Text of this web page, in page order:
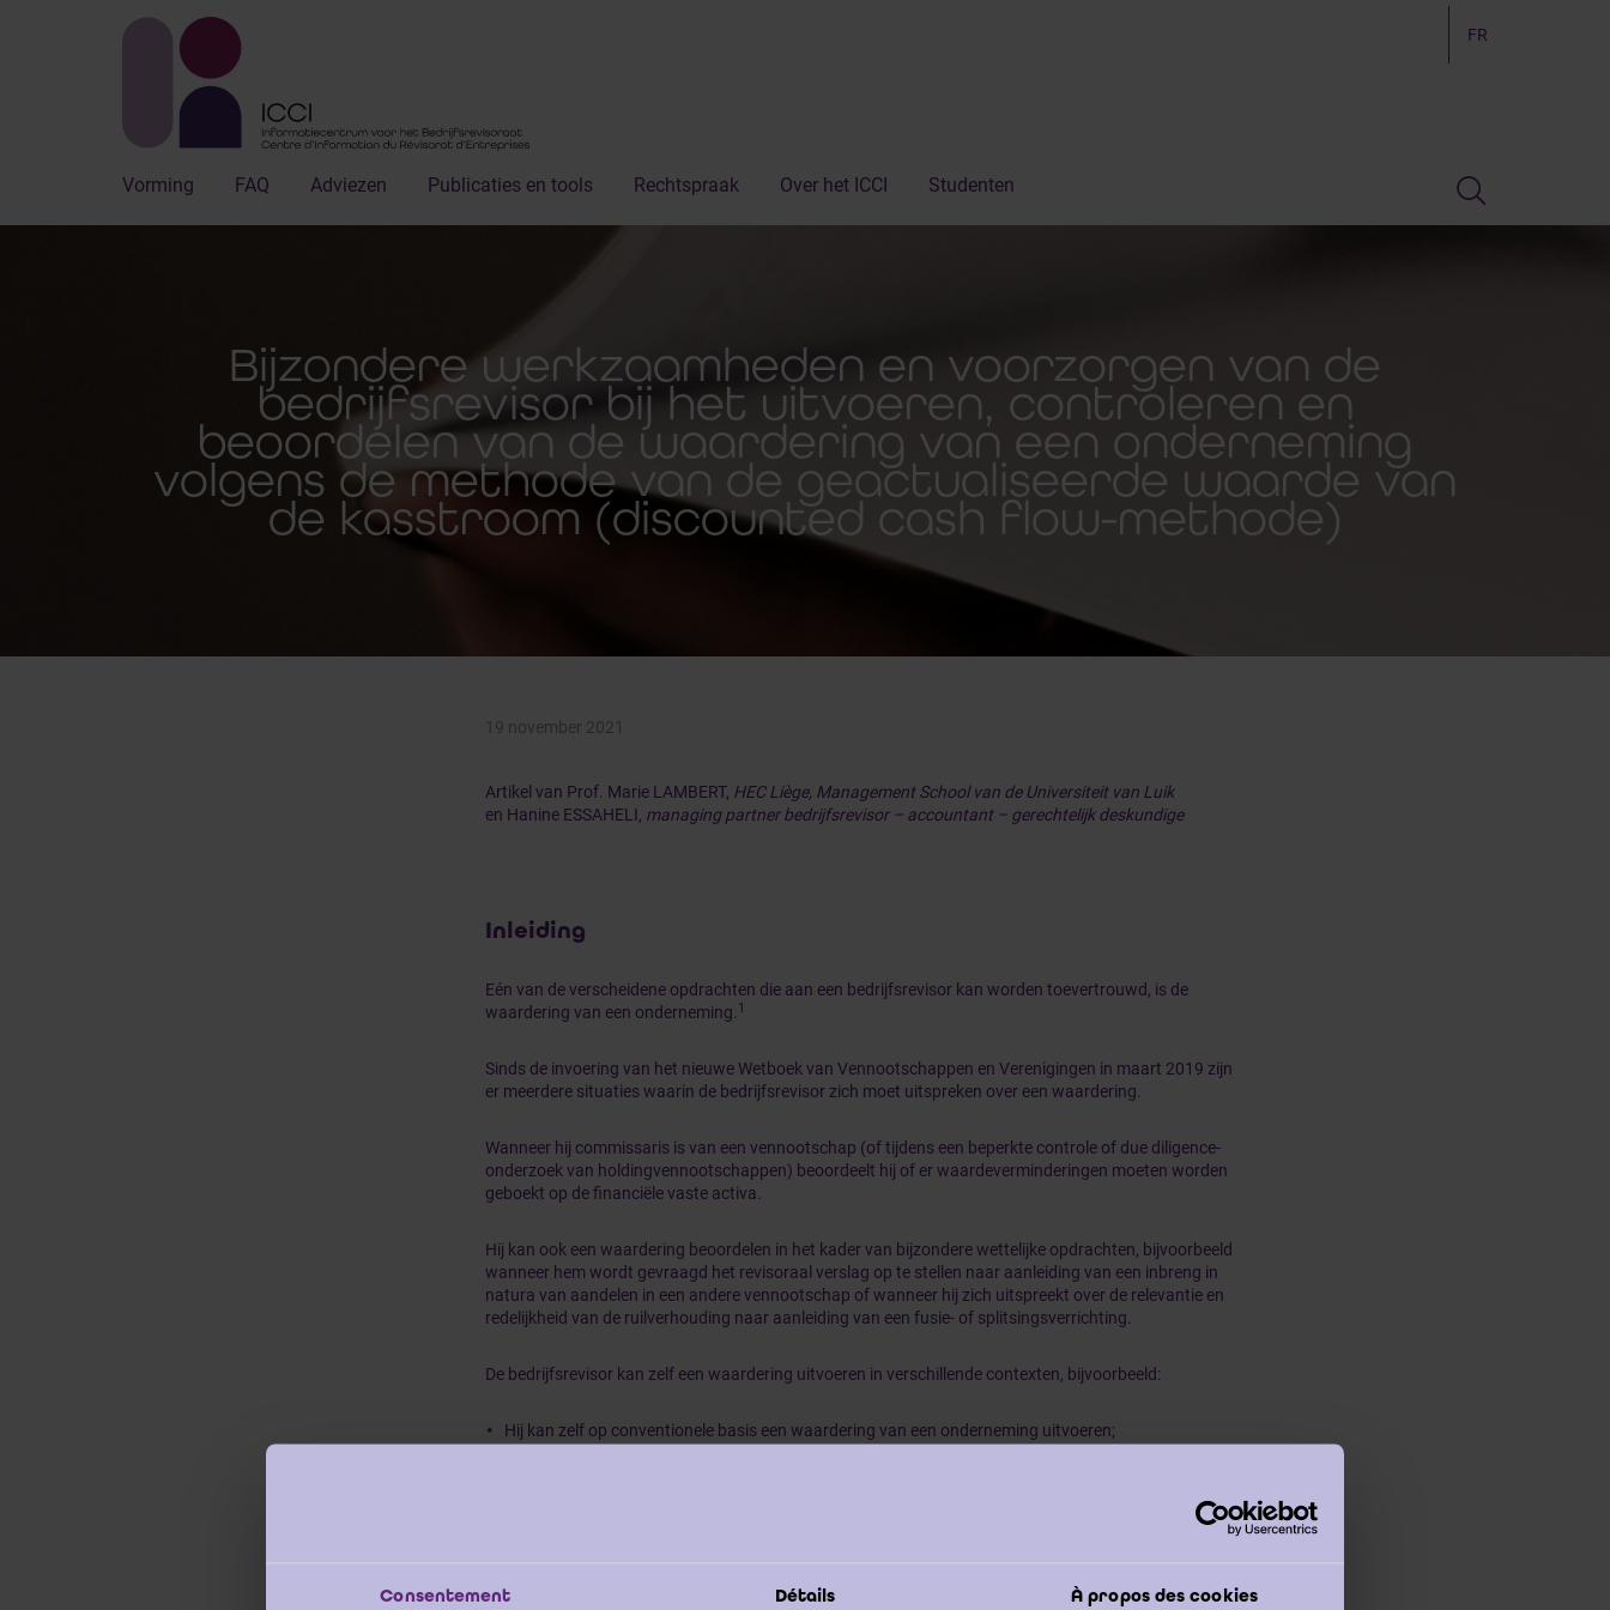
Consentement Détails À propos des cookies
FR
Vorming FAQ Adviezen Publicaties en tools Rechtspraak Over het ICCI Studenten
Bijzondere werkzaamheden en voorzorgen van de
bedrijfsrevisor bij het uitvoeren, controleren en
beoordelen van de waardering van een onderneming
volgens de methode van de geactualiseerde waarde van
de kasstroom (discounted cash flow-methode)
19 november 2021
Artikel van Prof. Marie LAMBERT, HEC Liège, Management School van de Universiteit van Luik
en Hanine ESSAHELI, managing partner bedrijfsrevisor – accountant – gerechtelijk deskundige
Inleiding
Eén van de verscheidene opdrachten die aan een bedrijfsrevisor kan worden toevertrouwd, is de
waardering van een onderneming. 1
Sinds de invoering van het nieuwe Wetboek van Vennootschappen en Verenigingen in maart 2019 zijn
er meerdere situaties waarin de bedrijfsrevisor zich moet uitspreken over een waardering.
Wanneer hij commissaris is van een vennootschap (of tijdens een beperkte controle of due diligence-
onderzoek van holdingvennootschappen) beoordeelt hij of er waardeverminderingen moeten worden
geboekt op de financiële vaste activa.
Hij kan ook een waardering beoordelen in het kader van bijzondere wettelijke opdrachten, bijvoorbeeld
wanneer hem wordt gevraagd het revisoraal verslag op te stellen naar aanleiding van een inbreng in
natura van aandelen in een andere vennootschap of wanneer hij zich uitspreekt over de relevantie en
redelijkheid van de ruilverhouding naar aanleiding van een fusie- of splitsingsverrichting.
De bedrijfsrevisor kan zelf een waardering uitvoeren in verschillende contexten, bijvoorbeeld:
Hij kan zelf op conventionele basis een waardering van een onderneming uitvoeren;
adviseur of sapiteur (domeindeskundige).